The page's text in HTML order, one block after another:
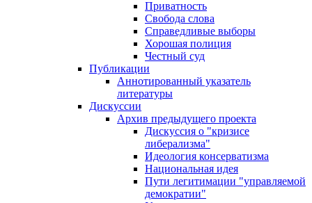
Приватность
Свобода слова
Справедливые выборы
Хорошая полиция
Честный суд
Публикации
Аннотированный указатель
литературы
Дискуссии
Архив предыдущего проекта
Дискуссия о "кризисе
либерализма"
Идеология консерватизма
Национальная идея
Пути легитимации "управляемой
демократии"